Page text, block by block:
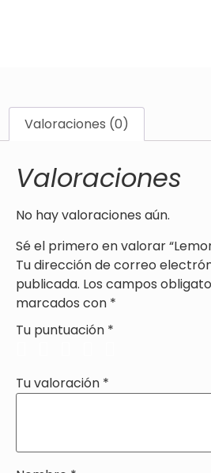
Valoraciones (0)
Valoraciones
No hay valoraciones aún.
Sé el primero en valorar
Tu dirección de correo
publicada. Los campos
marcados con *
Tu puntuación *
Tu valoración *